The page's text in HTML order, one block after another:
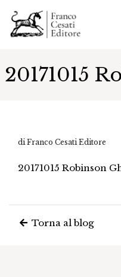
20171015
di Franco Cesati Editore
20171015 Robinson
Torna al blog